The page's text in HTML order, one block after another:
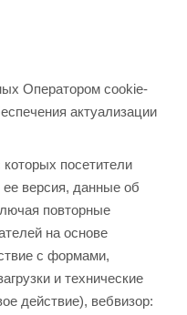
Оператором cookie-
актуализации
посетители
версия, данные об
повторные
на основе
с формами,
и технические
действие), вебвизор: